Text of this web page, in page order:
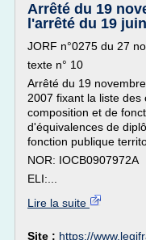
Arrêté du 19
l'arrêté du 19
JORF n°0275 du 27
texte n° 10
Arrêté du 19
2007 fixant la liste
composition et de
d'équivalences de
fonction publique
NOR: IOCB0907972A
ELI:...
Lire la suite
Site : https://